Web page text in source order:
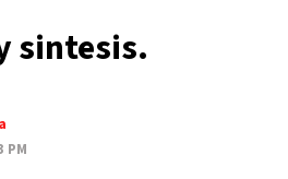
sintesis.
PM